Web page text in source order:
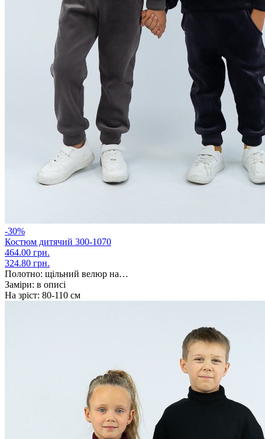
-30%
Костюм дитячий 300-1070
464.00 грн.
324.80 грн.
Полотно: щільний велюр на…
Заміри: в описі
На зріст: 80-110 см